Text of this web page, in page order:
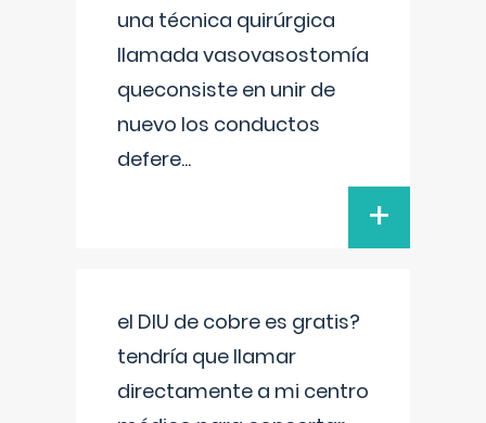
una técnica quirúrgica
llamada vasovasostomía
queconsiste en unir de
nuevo los conductos
defere...
+
el DIU de cobre es gratis?
tendría que llamar
directamente a mi centro